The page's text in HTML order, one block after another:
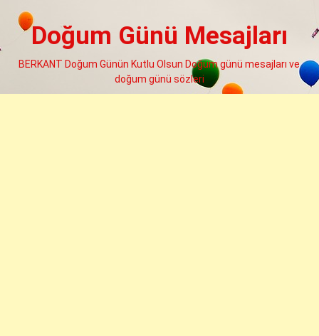
Doğum Günü Mesajları
BERKANT Doğum Günün Kutlu Olsun Doğum günü mesajları ve
doğum günü sözleri